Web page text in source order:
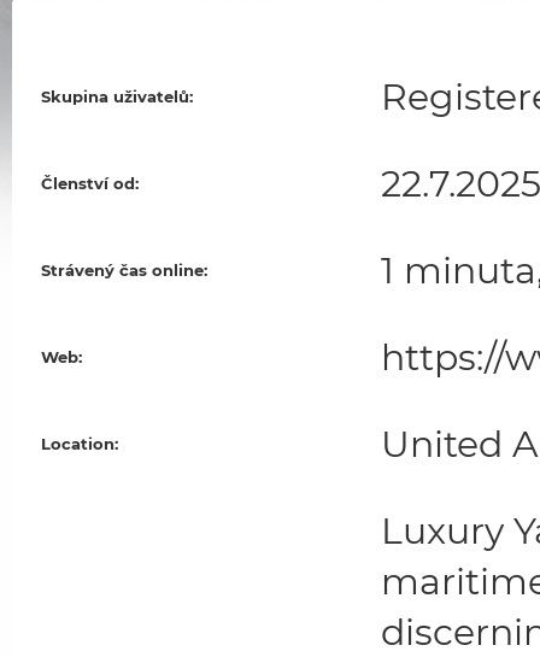
Skupina uživatelů:
Členství od:
Strávený čas online: 1
Web: https://
Location: United
Luxury